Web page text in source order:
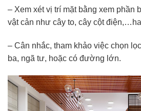
– Xem xét vị trí mặt bằng xem phần
vật cản như cây to, cây cột
– Cân nhắc, tham khảo việc chọn
ba, ngã tư, hoặc có đường lớn.